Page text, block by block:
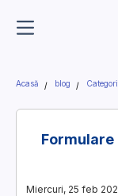
Acasă blog
Miercuri, 25 feb